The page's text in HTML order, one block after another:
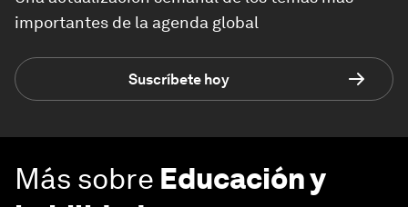
importantes de la agenda global
Suscríbete hoy
Más sobre Educación y